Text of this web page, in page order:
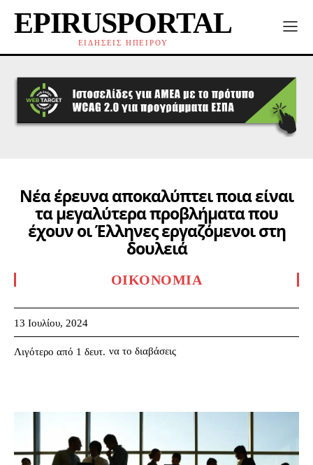
EPIRUSPORTAL
ΕΙΔΗΣΕΙΣ ΗΠΕΙΡΟΥ
Νέα έρευνα αποκαλύπτει ποια είναι
τα μεγαλύτερα προβλήματα που
έχουν οι Έλληνες εργαζόμενοι στη
δουλειά
ΟΙΚΟΝΟΜΊΑ
13 Ιουλίου, 2024
Λιγότερο από 1 δευτ. να το διαβάσεις